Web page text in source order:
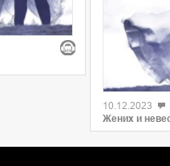
10.12.2023
Жених и